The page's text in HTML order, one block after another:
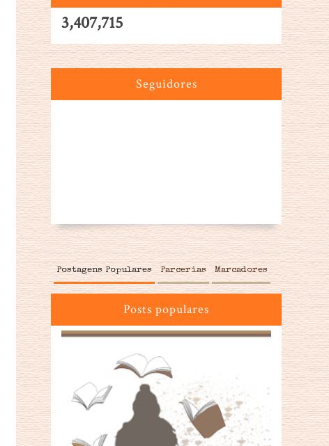
3,407,715
Seguidores
Postagens Populares Parcerias Marcadores
Posts populares